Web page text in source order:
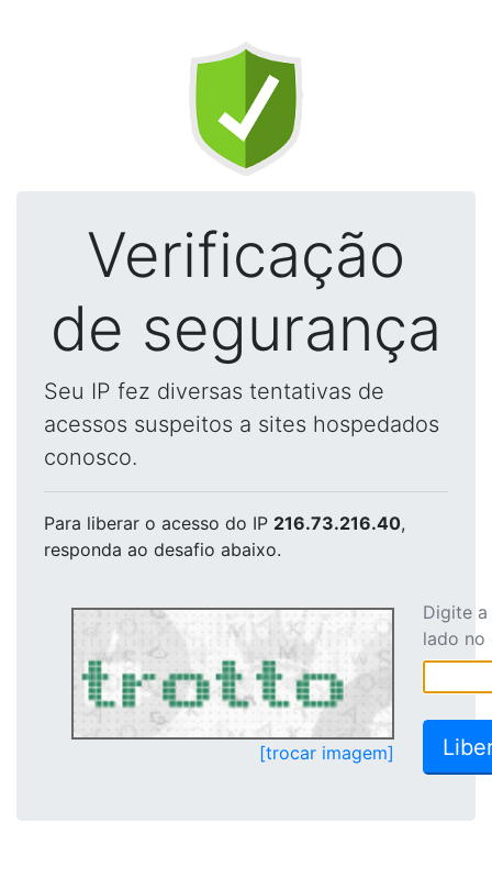
Verificação
de segurança
Seu IP fez diversas tentativas de
acessos suspeitos a sites hospedados
conosco.
Para liberar o acesso do IP 216.73.216.40,
responda ao desafio abaixo.
[trocar imagem]
Digite
lado no